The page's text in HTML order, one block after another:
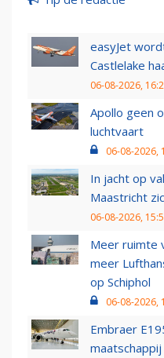
easyJet
Castlelake
06-08-2026,
Apollo geen
luchtvaart
06-08-2026,
In jacht op
Maastricht
06-08-2026,
Meer ruimte
meer
op Schiphol
06-08-2026,
Embraer